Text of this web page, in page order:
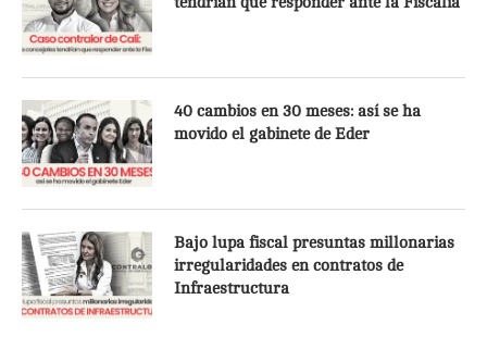
40 cambios en 30 meses: así se ha
movido el gabinete de Eder
Bajo lupa fiscal presuntas millonarias
irregularidades en contratos de
Infraestructura